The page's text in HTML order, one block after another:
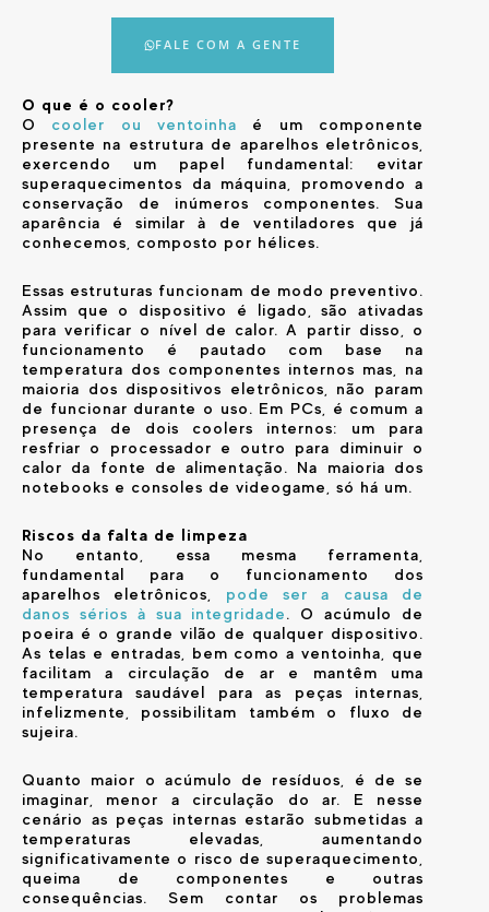
FALE COM A GENTE
O que é o cooler?
O cooler ou ventoinha é um componente
presente na estrutura de aparelhos eletrônicos,
exercendo um papel fundamental: evitar
superaquecimentos da máquina, promovendo a
conservação de inúmeros componentes. Sua
aparência é similar à de ventiladores que já
conhecemos, composto por hélices.
Essas estruturas funcionam de modo preventivo.
Assim que o dispositivo é ligado, são ativadas
para verificar o nível de calor. A partir disso, o
funcionamento é pautado com base na
temperatura dos componentes internos mas, na
maioria dos dispositivos eletrônicos, não param
de funcionar durante o uso. Em PCs, é comum a
presença de dois coolers internos: um para
resfriar o processador e outro para diminuir o
calor da fonte de alimentação. Na maioria dos
notebooks e consoles de videogame, só há um.
Riscos da falta de limpeza
No entanto, essa mesma ferramenta,
fundamental para o funcionamento dos
aparelhos eletrônicos, pode ser a causa de
danos sérios à sua integridade. O acúmulo de
poeira é o grande vilão de qualquer dispositivo.
As telas e entradas, bem como a ventoinha, que
facilitam a circulação de ar e mantêm uma
temperatura saudável para as peças internas,
infelizmente, possibilitam também o fluxo de
sujeira.
Quanto maior o acúmulo de resíduos, é de se
imaginar, menor a circulação do ar. E nesse
cenário as peças internas estarão submetidas a
temperaturas elevadas, aumentando
significativamente o risco de superaquecimento,
queima de componentes e outras
consequências. Sem contar os problemas